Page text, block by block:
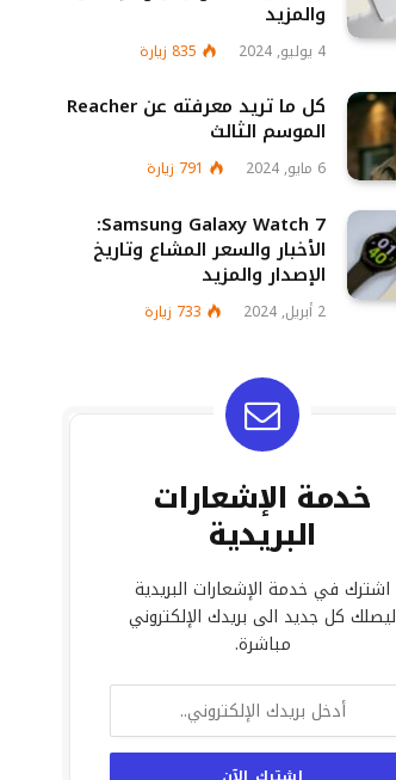
والمزيد
4 يوليو, 2024 835 زيارة
كل ما تريد معرفته عن Reacher
الموسم الثالث
6 مايو, 2024 791 زيارة
Samsung Galaxy Watch 7:
الأخبار والسعر المشاع وتاريخ
الإصدار والمزيد
2 أبريل, 2024 733 زيارة
خدمة الإشعارات
البريدية
اشترك في خدمة الإشعارات البريدية
ليصلك كل جديد الى بريدك الإلكتروني
مباشرة.